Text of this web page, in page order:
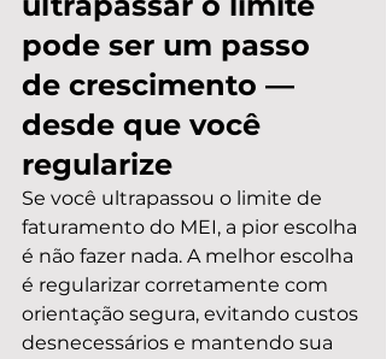
pode ser um passo
de crescimento —
desde que você
regularize
Se você ultrapassou o limite de
faturamento do MEI, a pior escolha
é não fazer nada. A melhor escolha
é regularizar corretamente com
orientação segura, evitando custos
desnecessários e mantendo sua